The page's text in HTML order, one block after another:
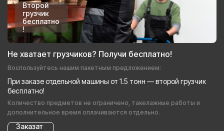
Второй
грузчик
бесплатно
!
Не хватает грузчиков? Получи бесплатно!
Воспользуйтесь нашим пакетным предложением:
При заказе отдельной машины от 1.5 тонн — второй грузчик
бесплатно!
Количество предметов не ограничено, такелажные работы и
дополнительное время оплачиваются отдельно.
Заказат